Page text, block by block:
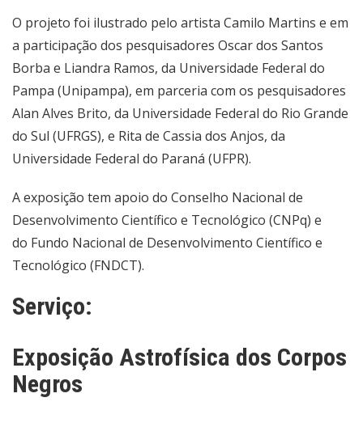
O projeto foi ilustrado pelo artista Camilo Martins e em
a participação dos pesquisadores Oscar dos Santos
Borba e Liandra Ramos, da Universidade Federal do
Pampa (Unipampa), em parceria com os pesquisadores
Alan Alves Brito, da Universidade Federal do Rio Grande
do Sul (UFRGS), e Rita de Cassia dos Anjos, da
Universidade Federal do Paraná (UFPR).
A exposição tem apoio do Conselho Nacional de
Desenvolvimento Científico e Tecnológico (CNPq) e
do Fundo Nacional de Desenvolvimento Científico e
Tecnológico (FNDCT).
Serviço:
Exposição Astrofísica dos Corpos
Negros